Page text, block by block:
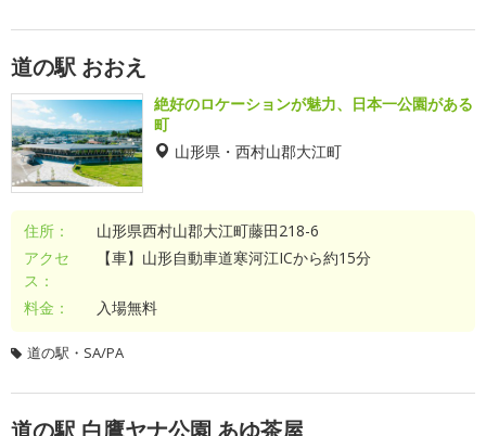
道の駅 おおえ
絶好のロケーションが魅力、日本一公園がある
町
山形県・西村山郡大江町
住所：
山形県西村山郡大江町藤田218-6
アクセ
ス：
【車】山形自動車道寒河江ICから約15分
料金： 入場無料
道の駅・SA/PA
道の駅 白鷹ヤナ公園 あゆ茶屋